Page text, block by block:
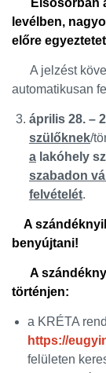
Elsősorban
levélben,
előre
A jelzést
automatikusan
április 28. –
szülőknek/
a lakóhely
szabadon
felvételét.
A
benyújtani!
A
történjen:
a KRÉTA
https://
felületen